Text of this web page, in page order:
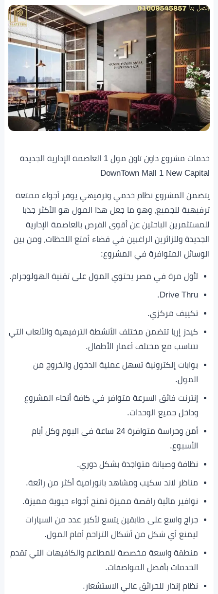
خدمات مشروع داون تاون مول 1 العاصمة الإدارية الجديدة
DownTown Mall 1 New Capital
يتضمن المشروع نظام خدمي وترفيهي يوفر أجواء ممتعة
ترفيهية للجميع، وهو ما جعل هذا المول هو الأكثر جذبا
للمستثمرين الباحثين عن أقوى الفرص بالعاصمة الإدارية
الجديدة وللزائرين الراغبين في قضاء أمتع اللحظات، ومن بين
الوسائل المتوافرة في المشروع:
لأول مرة في مصر يحتوي المول على تقنية الهولوجرام.
Drive Thru.
تكييف مركزي.
كيدز إريا تتضمن مختلف الأنشطة الترفيهية والألعاب التي
تتناسب مع مختلف أعمار الأطفال.
بوابات إلكترونية تسهل عملية الدخول والخروج من
المول.
إنترنت فائق السرعة متوافر في كافة أنحاء المشروع
وداخل جميع الوحدات.
أمن وحراسة متوافرة 24 ساعة في اليوم وكل أيام
الأسبوع.
نظافة وصيانة متواجدة بشكل دوري.
مناظر لاند سكيب ومشاهد بانورامية أكثر من رائعة.
نوافير مائية راقصة مميزة تمنح أجواء حيوية مميزة.
جراج واسع على طابقين يتسع لأكبر عدد من السيارات
ليمنع أي شكل من أشكال التزاحم أمام المول.
منطقة واسعة مخصصة للمطاعم والكافيهات التي تقدم
الخدمات بأفضل المواصفات.
نظام إنذار للحرائق عالي الاستشعار.